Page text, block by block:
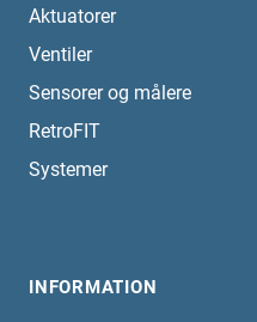
Aktuatorer
Ventiler
Sensorer og målere
RetroFIT
Systemer
INFORMATION